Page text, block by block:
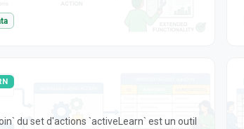
du set d'actions `activeLearn` est un outil